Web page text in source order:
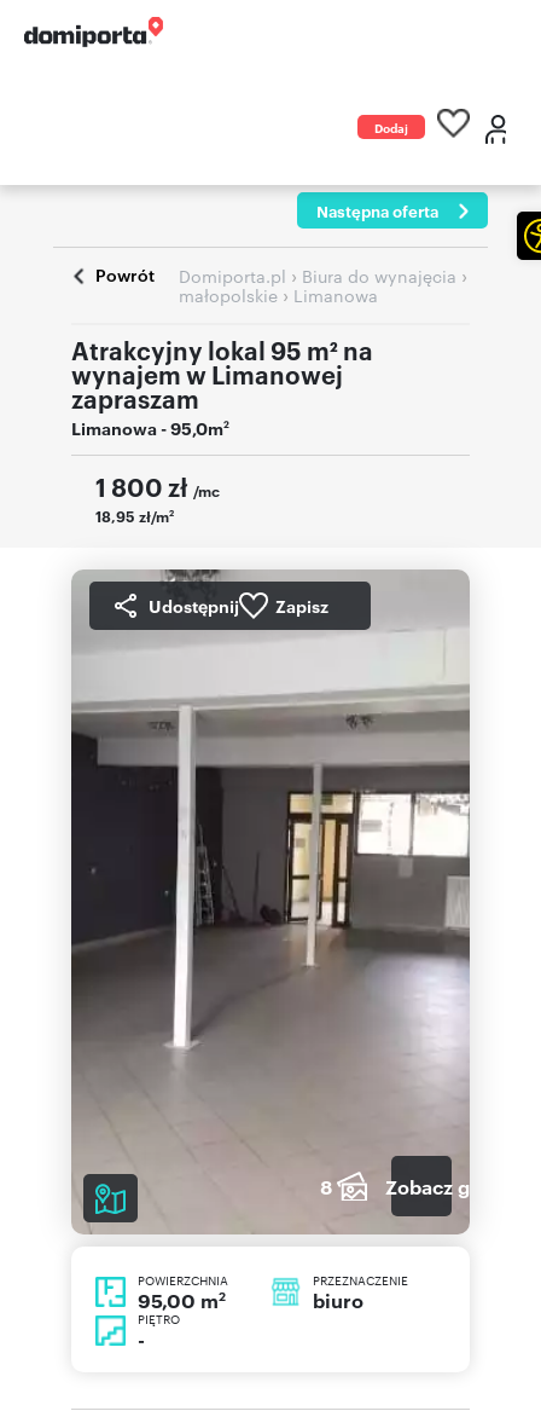
Dodaj
Następna oferta
Powrót Domiporta.pl › Biura do wynajęcia ›
małopolskie › Limanowa
Atrakcyjny lokal 95 m² na
wynajem w Limanowej
zapraszam
Limanowa- 95,0m2
1 800 zł /mc
18,95 zł/m2
Udostępnij Zapisz
8 Zobacz galerię
POWIERZCHNIA
95,00 m2
PRZEZNACZENIE
biuro
PIĘTRO
-